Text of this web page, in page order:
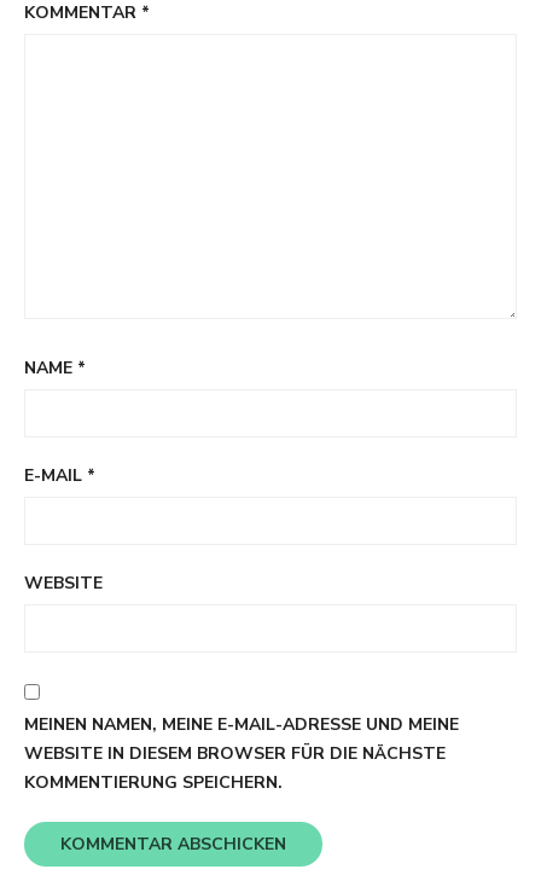
KOMMENTAR *
NAME *
E-MAIL *
WEBSITE
MEINEN NAMEN, MEINE E-MAIL-ADRESSE UND MEINE
WEBSITE IN DIESEM BROWSER FÜR DIE NÄCHSTE
KOMMENTIERUNG SPEICHERN.